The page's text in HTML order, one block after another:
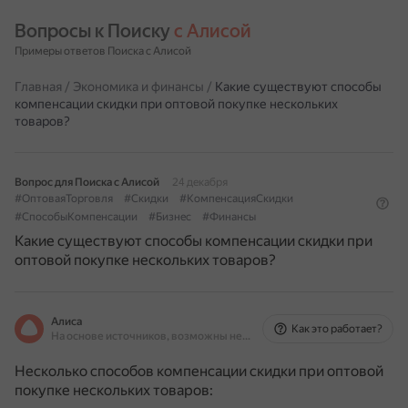
Вопросы к Поиску с Алисой
Примеры ответов Поиска с Алисой
Главная / Экономика и финансы / Какие существуют способы
компенсации скидки при оптовой покупке нескольких
товаров?
Вопрос для Поиска с Алисой
24 декабря
#ОптоваяТорговля
#Скидки
#КомпенсацияСкидки
#СпособыКомпенсации
#Бизнес #Финансы
Какие существуют способы компенсации скидки при
оптовой покупке нескольких товаров?
Алиса
На основе источников, возможны неточности
Как это работает?
Несколько способов компенсации скидки при оптовой
покупке нескольких товаров: